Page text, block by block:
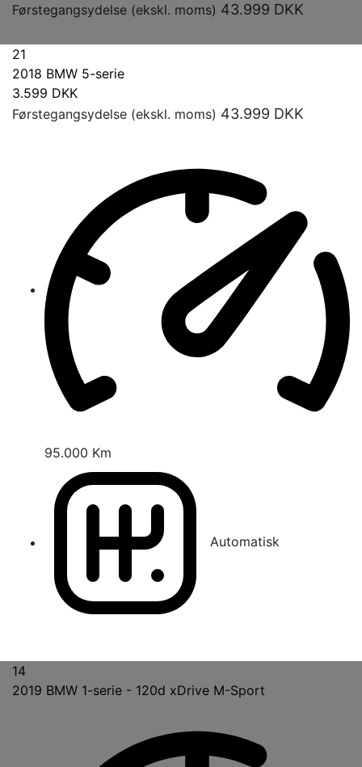
Førstegangsydelse (ekskl. moms) 43.999 DKK
21
2018 BMW 5-serie
3.599 DKK
Førstegangsydelse (ekskl. moms) 43.999 DKK
95.000 Km
Automatisk
14
2019 BMW 1-serie - 120d xDrive M-Sport